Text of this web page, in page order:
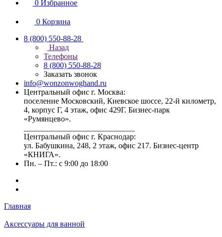
0 Избранное
0 Корзина
8 (800) 550-88-28
Назад
Телефоны
8 (800) 550-88-28
Заказать звонок
info@wonzonwoghand.ru
Центральный офис г. Москва:
поселение Московский, Киевское шоссе, 22-й километр,
4, корпус Г, 4 этаж, офис 429Г. Бизнес-парк
«Румянцево».
Центральный офис г. Краснодар:
ул. Бабушкина, 248, 2 этаж, офис 217. Бизнес-центр
«КНИГА».
Пн. – Пт.: с 9:00 до 18:00
Главная
Аксессуары для ванной